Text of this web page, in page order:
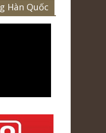
Hàn Quốc